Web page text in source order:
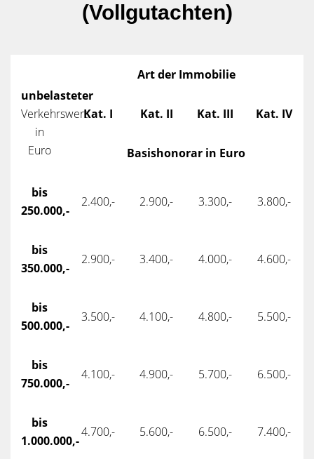
(Vollgutachten)
unbelasteter
Verkehrswert
in
Euro
Art der Immobilie
Kat. I Kat. II Kat. III Kat. IV
Basishonorar in Euro
bis
250.000,-
2.400,- 2.900,- 3.300,- 3.800,-
bis
350.000,-
2.900,- 3.400,- 4.000,- 4.600,-
bis
500.000,-
3.500,- 4.100,- 4.800,- 5.500,-
bis
750.000,-
4.100,- 4.900,- 5.700,- 6.500,-
bis
1.000.000,-
4.700,- 5.600,- 6.500,- 7.400,-